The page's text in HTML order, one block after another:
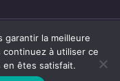
garantir la meilleure
à utiliser ce
en êtes satisfait.